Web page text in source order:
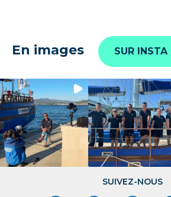
En images SUR INSTA
SUIVEZ-NOUS